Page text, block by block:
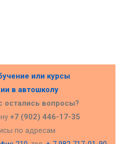
или курсы
в автошколу
остались вопросы?
+7 (902) 446-17-35
по адресам